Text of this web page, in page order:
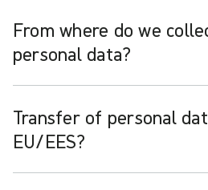
From where do we
personal data?
Transfer of personal
EU/EES?